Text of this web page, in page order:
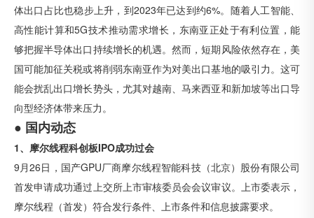
体出口占比也稳步上升，到2023年已达到约6%。随着人工智能、
高性能计算和5G技术推动需求增长，东南亚正处于有利位置，能
够把握半导体出口持续增长的机遇。然而，短期风险依然存在，美
国可能加征关税或将削弱东南亚作为对美出口基地的吸引力。这可
能会扰乱出口增长势头，尤其对越南、马来西亚和新加坡等出口导
向型经济体带来压力。
● 国内动态
1、摩尔线程科创板IPO成功过会
9月26日，国产GPU厂商摩尔线程智能科技（北京）股份有限公司
首发申请成功通过上交所上市审核委员会会议审议。上市委表示，
摩尔线程（首发）符合发行条件、上市条件和信息披露要求。